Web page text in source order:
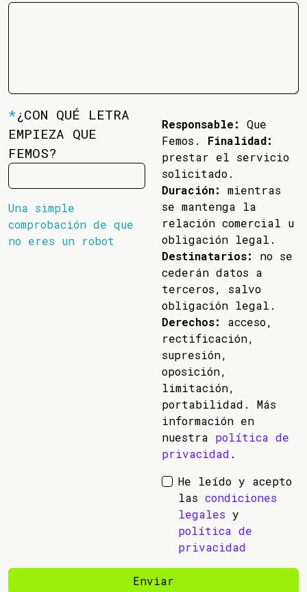
*¿CON QUÉ LETRA
EMPIEZA QUE
FEMOS?
Una simple
comprobación de que
no eres un robot
Responsable:
Que
Femos. Finalidad:
prestar el servicio
solicitado.
Duración:
mientras
se mantenga la
relación comercial u
obligación legal.
Destinatarios:
no se
cederán datos a
terceros, salvo
obligación legal.
Derechos:
acceso,
rectificación,
supresión,
oposición,
limitación,
portabilidad. Más
información en
nuestra política de
privacidad .
He leído y acepto
las condiciones
legales y
política de
privacidad
Enviar